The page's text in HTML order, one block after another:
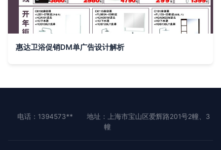
惠达卫浴促销DM单广告设计解析
电话：1394573**
地址：上海市宝山区爱辉路201号2幢、3
幢